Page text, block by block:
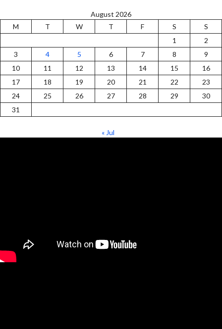
August 2026
M
T W T F S
S
1
2
3
4 5 6 7 8
9
10
11 12 13 14 15
16
17
18 19 20 21 22
23
24
25 26 27 28 29
30
31
« Jul